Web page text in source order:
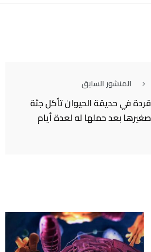
المنشور السابق
قردة في حديقة الحيوان تأكل جثة
صغيرها بعد حملها له لعدة أيام